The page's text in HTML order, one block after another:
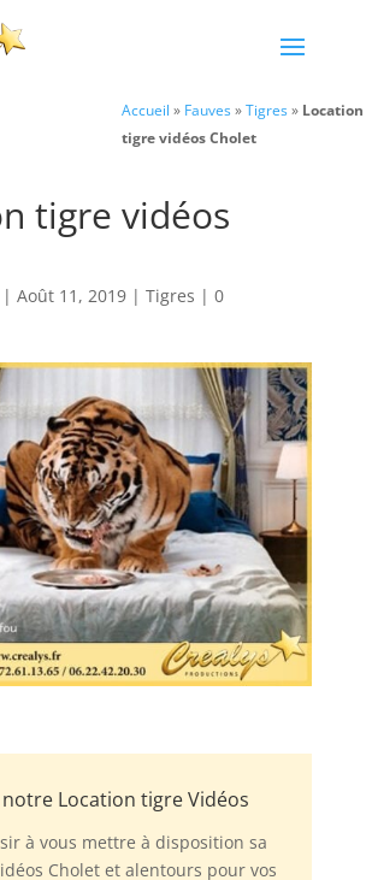
Accueil » Fauves»Tigres» Location
tigre vidéos Cholet
tigre vidéos
Août 11, 2019| Tigres | 0
Location tigre Vidéos
à vous mettre à disposition sa
Cholet et alentours pour vos